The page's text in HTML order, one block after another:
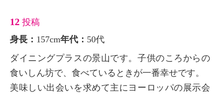
12 投稿
身長： 157cm年代： 50代
ダイニングプラスの景山です。子供のころからの
食いしん坊で、食べているときが一番幸せです。
美味しい出会いを求めて主にヨーロッパの展示会